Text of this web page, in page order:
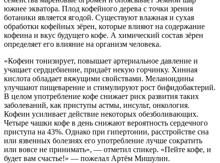
южнее экватора. Плод кофейного дерева с точки зрения
ботаники является ягодой. Существуют влажная и сухая
обработки кофейных зёрен, которые влияют на содержание
кофеина и вкус будущего кофе. А химический состав зёрен
определяет его влияние на организм человека.
«Кофеин тонизирует, повышает артериальное давление и
учащает сердцебиение, придаёт некую горчинку. Хинная
кислота обладает вяжущими свойствами. Меланоидины
улучшают пищеварение и стимулируют рост бифидобактерий.
В целом употребление кофе снижает риск развития таких
заболеваний, как приступы астмы, инсульт, онкология.
Кофеин усиливает действие некоторых обезболивающих.
Четыре чашки кофе в день снижают вероятность сердечного
приступа на 43%. Однако при гипертонии, расстройстве сна
или язвенных болезнях его употребление лучше сократить
или вовсе не принимать», — отметил спикер. «Пейте кофе, и
будет вам счастье!» — пожелал Артём Мишулин.